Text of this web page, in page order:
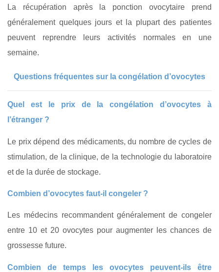
La récupération après la ponction ovocytaire prend
généralement quelques jours et la plupart des patientes
peuvent reprendre leurs activités normales en une
semaine.
Questions fréquentes sur la congélation d’ovocytes
Quel est le prix de la congélation d’ovocytes à
l’étranger ?
Le prix dépend des médicaments, du nombre de cycles de
stimulation, de la clinique, de la technologie du laboratoire
et de la durée de stockage.
Combien d’ovocytes faut-il congeler ?
Les médecins recommandent généralement de congeler
entre 10 et 20 ovocytes pour augmenter les chances de
grossesse future.
Combien de temps les ovocytes peuvent-ils être